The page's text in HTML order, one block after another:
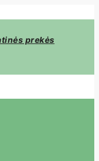
prekės